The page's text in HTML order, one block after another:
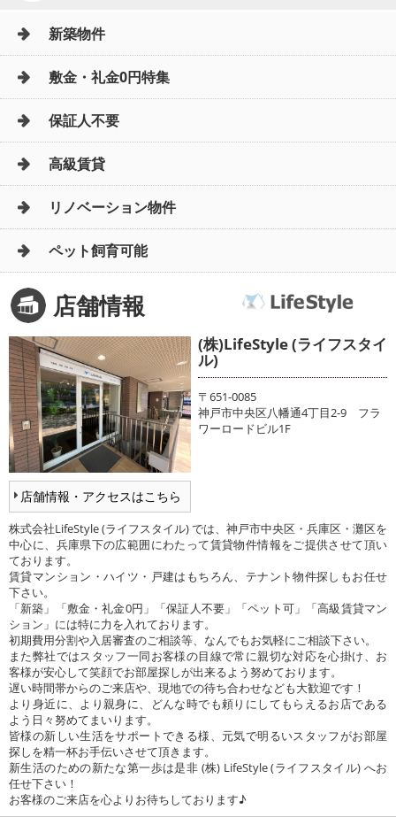
新築物件
敷金・礼金0円特集
保証人不要
高級賃貸
リノベーション物件
ペット飼育可能
店舗情報
店舗情報・アクセスはこちら
(株)LifeStyle (ライフスタイ
ル)
〒651-0085
神戸市中央区八幡通4丁目2-9 フラ
ワーロードビル1F
株式会社LifeStyle (ライフスタイル) では、神戸市中央区・兵庫区・灘区を
中心に、兵庫県下の広範囲にわたって賃貸物件情報をご提供させて頂い
ております。
賃貸マンション・ハイツ・戸建はもちろん、テナント物件探しもお任せ
下さい。
「新築」「敷金・礼金0円」「保証人不要」「ペット可」「高級賃貸マン
ション」には特に力を入れております。
初期費用分割や入居審査のご相談等、なんでもお気軽にご相談下さい。
また弊社ではスタッフ一同お客様の目線で常に親切な対応を心掛け、お
客様が安心して笑顔でお部屋探しが出来るよう努めております。
遅い時間帯からのご来店や、現地での待ち合わせなども大歓迎です！
より身近に、より親身に、どんな時でも頼りにしてもらえるお店である
よう日々努めてまいります。
皆様の新しい生活をサポートできる様、元気で明るいスタッフがお部屋
探しを精一杯お手伝いさせて頂きます。
新生活のための新たな第一歩は是非 (株) LifeStyle (ライフスタイル) へお
任せ下さい！
お客様のご来店を心よりお待ちしております♪